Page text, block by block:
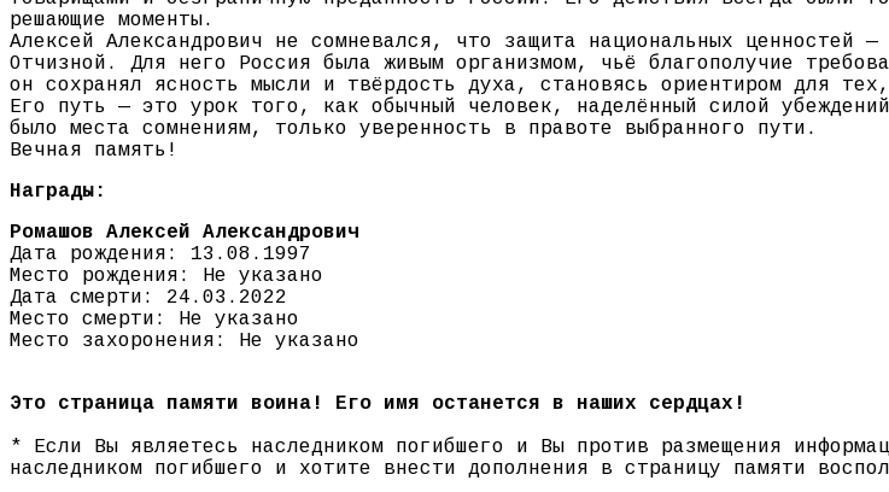
решающие моменты.
Алексей Александрович не сомневался, что защита национальных ценностей
Отчизной. Для него Россия была живым организмом, чьё благополучие
он сохранял ясность мысли и твёрдость духа, становясь ориентиром для
Его путь — это урок того, как обычный человек, наделённый силой
было места сомнениям, только уверенность в правоте выбранного пути.
Вечная память!
Награды:
Ромашов Алексей Александрович
Дата рождения: 13.08.1997
Место рождения: Не указано
Дата смерти: 24.03.2022
Место смерти: Не указано
Место захоронения: Не указано
Это страница памяти воина! Его имя останется в наших сердцах!
* Если Вы являетесь наследником погибшего и Вы против размещения
наследником погибшего и хотите внести дополнения в страницу памяти